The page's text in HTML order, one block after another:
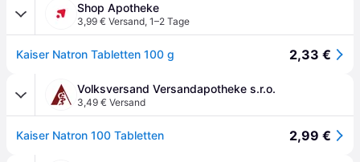
Shop Apotheke
3,99 € Versand, 1–2 Tage
Kaiser Natron Tabletten 100 g 2,33 €
Volksversand Versandapotheke s.r.o.
3,49 € Versand
Kaiser Natron 100 Tabletten 2,99 €